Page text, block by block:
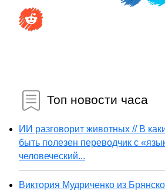
Топ новости часа
ИИ разговорит животных // В
быть полезен переводчик с
человеческий...
Виктория Мудриченко из